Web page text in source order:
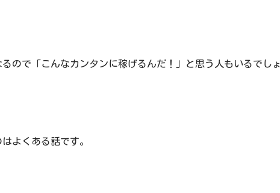
ので「こんなカンタンに稼げるんだ！」と思う人もいるでし
よくある話です。